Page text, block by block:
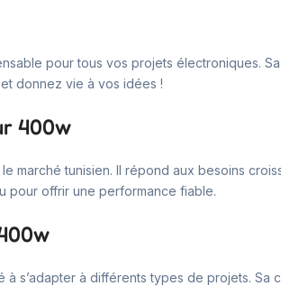
pour tous vos projets électroniques.
donnez vie à vos idées !
400w
tunisien. Il répond aux besoins
pour offrir une performance fiable.
s’adapter à différents types de projets. Sa